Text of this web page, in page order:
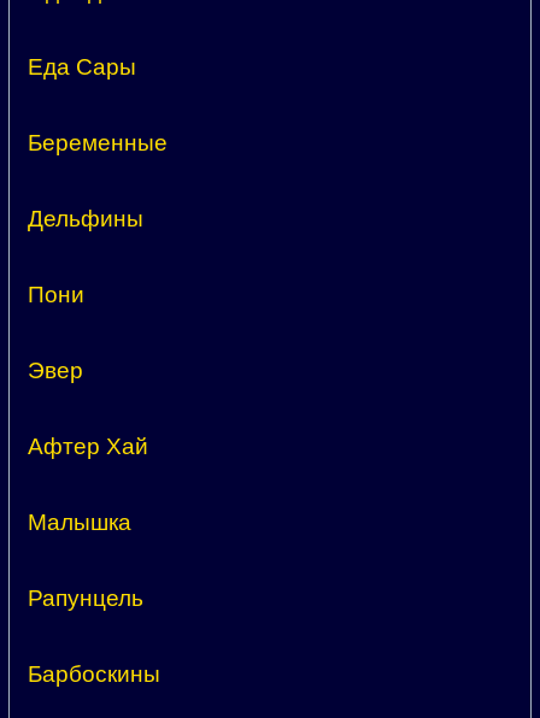
Еда Сары
Беременные
Дельфины
Пони
Эвер
Афтер Хай
Малышка
Рапунцель
Барбоскины